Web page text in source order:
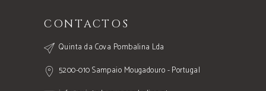
CONTACTOS
Quinta da Cova Pombalina Lda
5200-010 Sampaio Mougadouro - Portugal